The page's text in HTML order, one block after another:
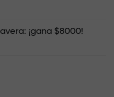
¡gana $8000!